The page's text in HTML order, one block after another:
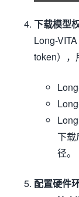
下载模型
Long-
token），
下载
径。
配置硬件